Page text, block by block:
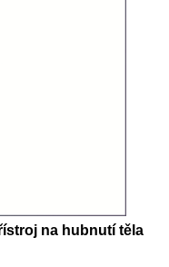
na hubnutí těla